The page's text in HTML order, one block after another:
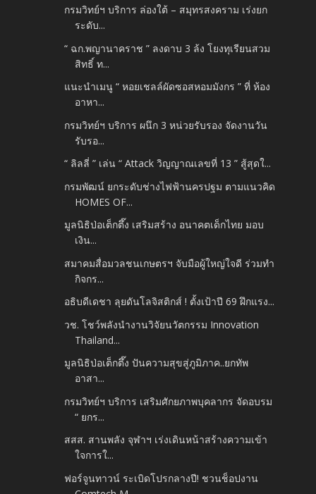
กรมวิทย์ฯ บริการ ล่องใต้ – สมุทรสงคราม เร่งยก
ระดับ...
“ ฉก.พญานาคราช ” ลงดาบ 3 ล้ง โยงทุเรียนสวม
สิทธิ์ ท...
แนะนำเมนู “ หอยเชลล์ผัดซอสหอมมังกร ” ที่ ห้อง
อาหา...
กรมวิทย์ฯ บริการ ผนึก 3 หน่วยรับรอง จัดงานวัน
รับรอ...
“ ลิลลี่ ” เล่น “ Attack วิญญาณเลขที่ 13 ” สู้สุดใ...
กรมพัฒน์ ยกระดับช่างไฟฟ้านครปฐม ตามแนวคิด
HOMES OF...
มูลนิธิป่อเต็กตึ๊ง เสริมสร้าง อนาคตเด็กไทย มอบ
เงิน...
สมาคมสื่อมวลชนเกษตรฯ จับมือผู้ใหญ่ใจดี ร่วมทำ
กิจกร...
อธิบดีเดชา ลุยดันโลจิสติกส์ ! ตั้งเป้าปี 69 ฝึกแรง...
วช. โชว์พลังนำงานวิจัยนวัตกรรม Innovation
Thailand...
มูลนิธิป่อเต็กตึ๊ง ปันความสุขสู่ภูมิภาค..ยกทัพ
อาสา...
กรมวิทย์ฯ บริการ เสริมศักยภาพบุคลากร จัดอบรม
“ ยกร...
สสส. สานพลัง จุฬาฯ เร่งเดินหน้าสร้างความเข้า
ใจการใ...
ฟอร์จูนทาวน์ ระเบิดโปรกลางปี! ชวนช็อปงาน